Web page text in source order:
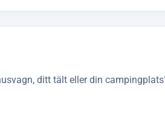
ditt tält eller din